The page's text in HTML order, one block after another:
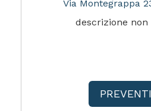
Via Montegrappa
descrizione non